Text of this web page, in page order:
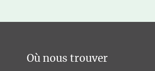
Où nous trouver